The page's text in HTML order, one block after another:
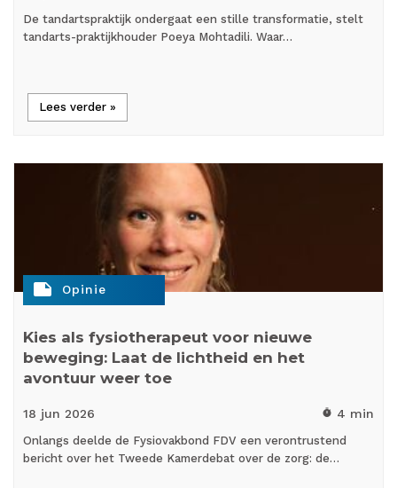
De tandartspraktijk ondergaat een stille transformatie, stelt
tandarts-praktijkhouder Poeya Mohtadili. Waar…
Lees verder »
note Opinie
Kies als fysiotherapeut voor nieuwe
beweging: Laat de lichtheid en het
avontuur weer toe
18 jun 2026 timer 4 min
Onlangs deelde de Fysiovakbond FDV een verontrustend
bericht over het Tweede Kamerdebat over de zorg: de…